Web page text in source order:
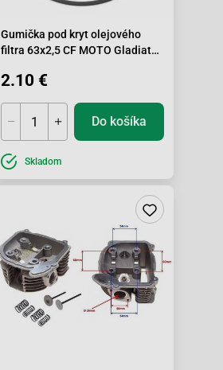
Gumička pod kryt olejového
filtra 63x2,5 CF MOTO Gladiator
014003
2.10 €
Do košíka
Skladom